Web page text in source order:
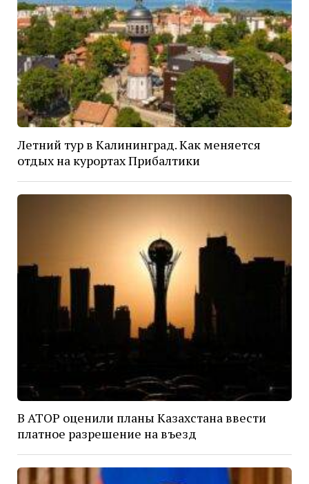
Летний тур в Калининград. Как меняется
отдых на курортах Прибалтики
В АТОР оценили планы Казахстана ввести
платное разрешение на въезд